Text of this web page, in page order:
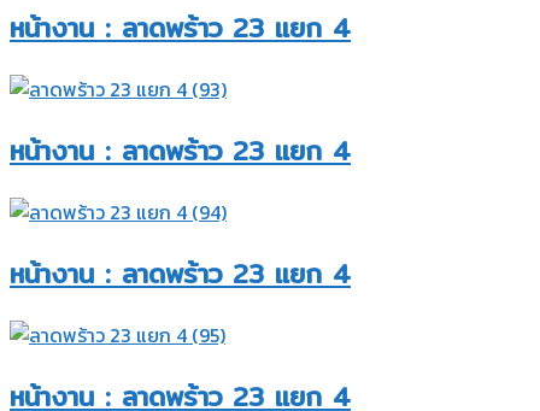
หน้างาน : ลาดพร้าว 23 แยก 4​
หน้างาน : ลาดพร้าว 23 แยก 4​
หน้างาน : ลาดพร้าว 23 แยก 4​
หน้างาน : ลาดพร้าว 23 แยก 4​